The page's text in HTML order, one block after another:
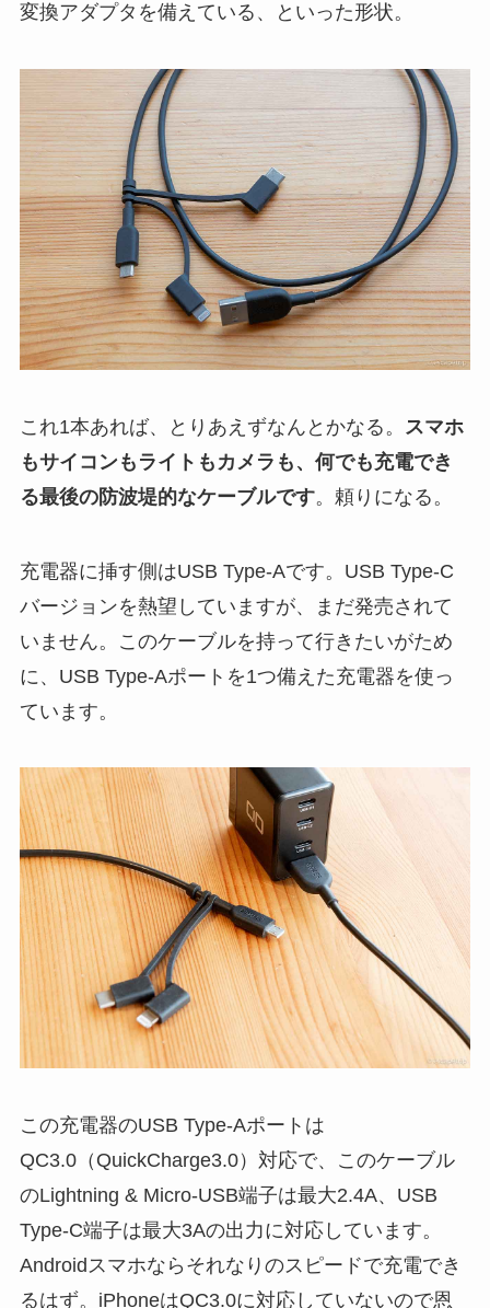
変換アダプタを備えている、といった形状。
これ1本あれば、とりあえずなんとかなる。
スマホ
もサイコンもライトもカメラも、何でも充電でき
る最後の防波堤的なケーブルです。頼りになる。
充電器に挿す側はUSB Type-Aです。USB Type-C
バージョンを熱望していますが、まだ発売されて
いません。このケーブルを持って行きたいがため
に、USB Type-Aポートを1つ備えた充電器を使っ
ています。
この充電器のUSB Type-Aポートは
QC3.0（QuickCharge3.0）対応で、このケーブル
のLightning & Micro-USB端子は最大2.4A、USB
Type-C端子は最大3Aの出力に対応しています。
Androidスマホならそれなりのスピードで充電でき
るはず。iPhoneはQC3.0に対応していないので恩